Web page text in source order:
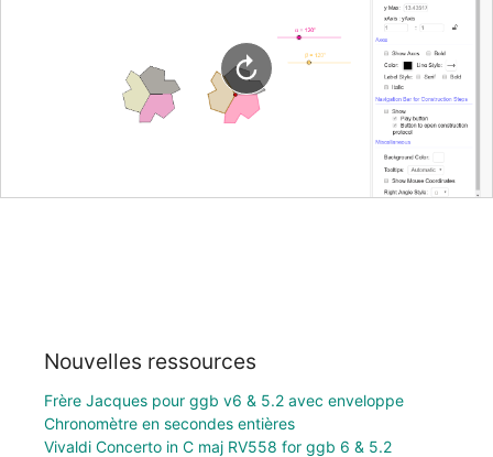
Nouvelles ressources
Frère Jacques pour ggb v6 & 5.2 avec enveloppe
Chronomètre en secondes entières
Vivaldi Concerto in C maj RV558 for ggb 6 & 5.2